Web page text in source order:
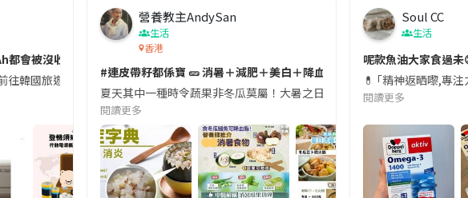
會被沒收😱出發前切記檢查「1標示」🚨
往韓國旅遊的民眾，近期要特別留意隨身行李中的行動電源。一名旅客日前在機場安檢
營養教主AndySan
生活
香港
#連皮帶籽都係寶 🥒 消暑＋減肥＋美白＋降血脂
夏天其中一種時令蔬果非冬瓜莫屬！大暑之日，點都要飲碗冬瓜湯消暑
閱讀更多
Soul CC
生活
呢款魚油大家食過未
💊 ｢精神返晒嚟,專
閱讀更多